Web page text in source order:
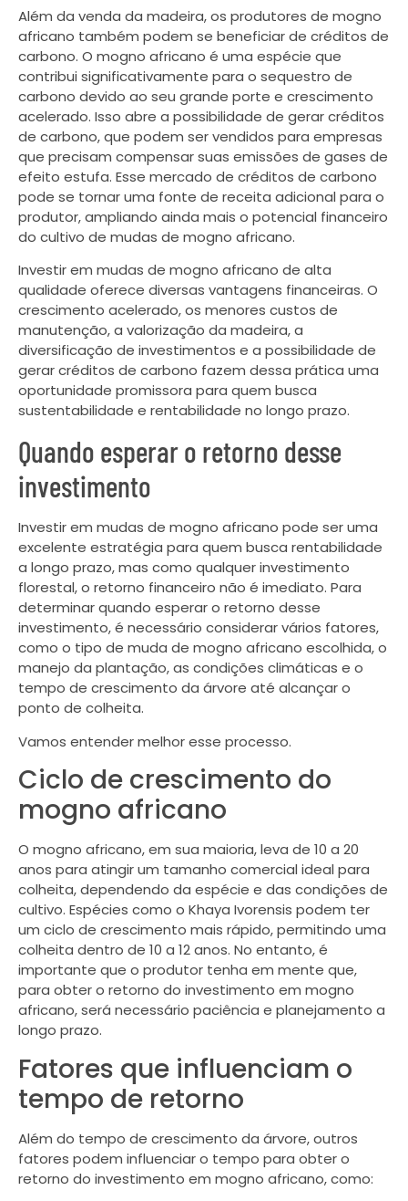
Além da venda da madeira, os produtores de mogno
africano também podem se beneficiar de créditos de
carbono. O mogno africano é uma espécie que
contribui significativamente para o sequestro de
carbono devido ao seu grande porte e crescimento
acelerado. Isso abre a possibilidade de gerar créditos
de carbono, que podem ser vendidos para empresas
que precisam compensar suas emissões de gases de
efeito estufa. Esse mercado de créditos de carbono
pode se tornar uma fonte de receita adicional para o
produtor, ampliando ainda mais o potencial financeiro
do cultivo de mudas de mogno africano.
Investir em mudas de mogno africano de alta
qualidade oferece diversas vantagens financeiras. O
crescimento acelerado, os menores custos de
manutenção, a valorização da madeira, a
diversificação de investimentos e a possibilidade de
gerar créditos de carbono fazem dessa prática uma
oportunidade promissora para quem busca
sustentabilidade e rentabilidade no longo prazo.
Quando esperar o retorno desse
investimento
Investir em mudas de mogno africano pode ser uma
excelente estratégia para quem busca rentabilidade
a longo prazo, mas como qualquer investimento
florestal, o retorno financeiro não é imediato. Para
determinar quando esperar o retorno desse
investimento, é necessário considerar vários fatores,
como o tipo de muda de mogno africano escolhida, o
manejo da plantação, as condições climáticas e o
tempo de crescimento da árvore até alcançar o
ponto de colheita.
Vamos entender melhor esse processo.
Ciclo de crescimento do
mogno africano
O mogno africano, em sua maioria, leva de 10 a 20
anos para atingir um tamanho comercial ideal para
colheita, dependendo da espécie e das condições de
cultivo. Espécies como o Khaya Ivorensis podem ter
um ciclo de crescimento mais rápido, permitindo uma
colheita dentro de 10 a 12 anos. No entanto, é
importante que o produtor tenha em mente que,
para obter o retorno do investimento em mogno
africano, será necessário paciência e planejamento a
longo prazo.
Fatores que influenciam o
tempo de retorno
Além do tempo de crescimento da árvore, outros
fatores podem influenciar o tempo para obter o
retorno do investimento em mogno africano, como: